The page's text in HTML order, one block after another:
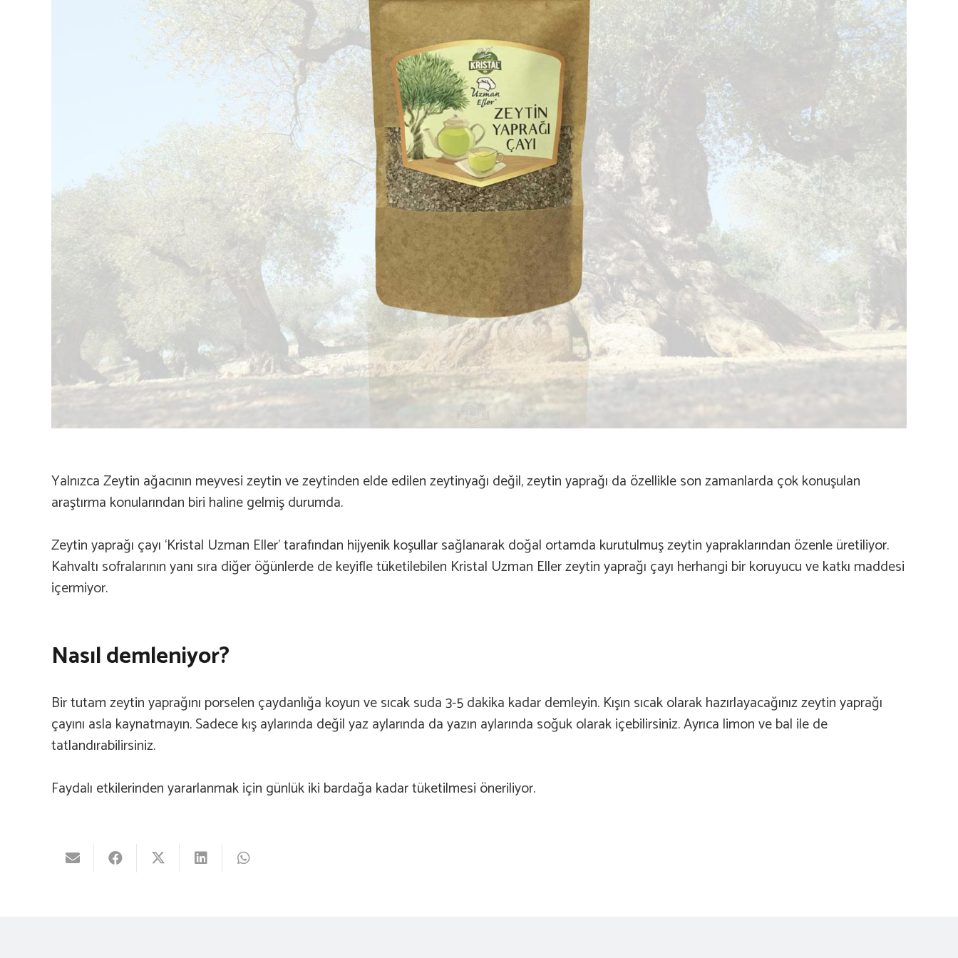
Yalnızca Zeytin ağacının meyvesi zeytin ve zeytinden elde edilen zeytinyağı değil, zeytin yaprağı da özellikle son zamanlarda çok konuşulan
araştırma konularından biri haline gelmiş durumda.
Zeytin yaprağı çayı ‘Kristal Uzman Eller’ tarafından hijyenik koşullar sağlanarak doğal ortamda kurutulmuş zeytin yapraklarından özenle üretiliyor.
Kahvaltı sofralarının yanı sıra diğer öğünlerde de keyifle tüketilebilen Kristal Uzman Eller zeytin yaprağı çayı herhangi bir koruyucu ve katkı maddesi
içermiyor.
Nasıl demleniyor?
Bir tutam zeytin yaprağını porselen çaydanlığa koyun ve sıcak suda 3-5 dakika kadar demleyin. Kışın sıcak olarak hazırlayacağınız zeytin yaprağı
çayını asla kaynatmayın. Sadece kış aylarında değil yaz aylarında da yazın aylarında soğuk olarak içebilirsiniz. Ayrıca limon ve bal ile de
tatlandırabilirsiniz.
Faydalı etkilerinden yararlanmak için günlük iki bardağa kadar tüketilmesi öneriliyor.